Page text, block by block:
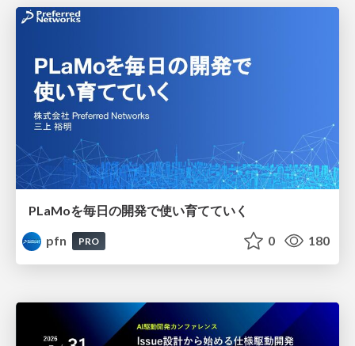
PLaMoを毎日の開発で使い育てていく
pfn
PRO 0 180